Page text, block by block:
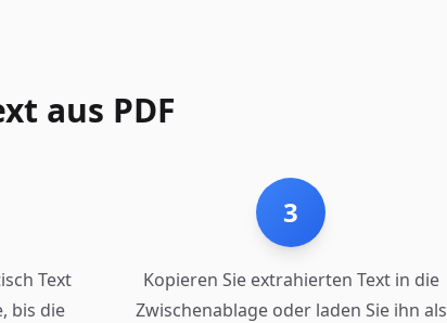
aus PDF
Text
bis die
3
Kopieren Sie extrahierten Text in die
Zwischenablage oder laden Sie ihn als